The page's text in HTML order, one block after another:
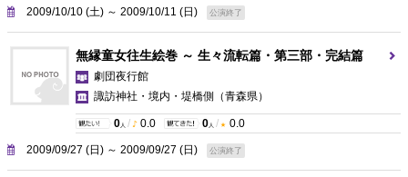
2009/10/10 (土) ～ 2009/10/11 (日) 公演終了
無縁童女往生絵巻 ～ 生々流転篇・第三部・完結篇
劇団夜行館
諏訪神社・境内・堤橋側 （青森県）
0 人 / 0.0 0 人 / 0.0
2009/09/27 (日) ～ 2009/09/27 (日) 公演終了